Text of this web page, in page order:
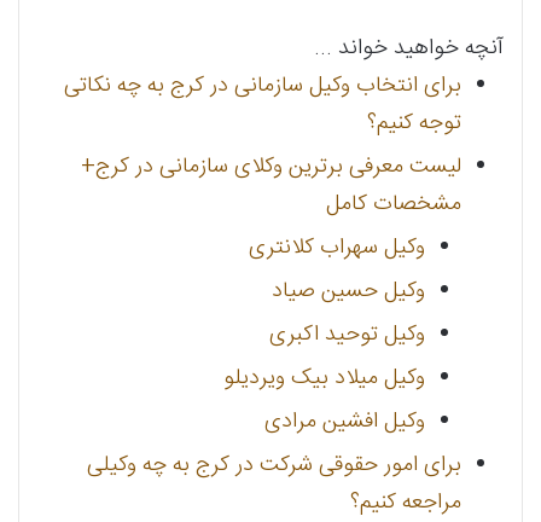
آنچه خواهید خواند ...
برای انتخاب وکیل سازمانی در کرج به چه نکاتی
توجه کنیم؟
لیست معرفی برترین وکلای سازمانی در کرج+
مشخصات کامل
وکیل سهراب کلانتری
وکیل حسین صیاد
وکیل توحید اکبری
وکیل میلاد بیک ویردیلو
وکیل افشین مرادی
برای امور حقوقی شرکت در کرج به چه وکیلی
مراجعه کنیم؟